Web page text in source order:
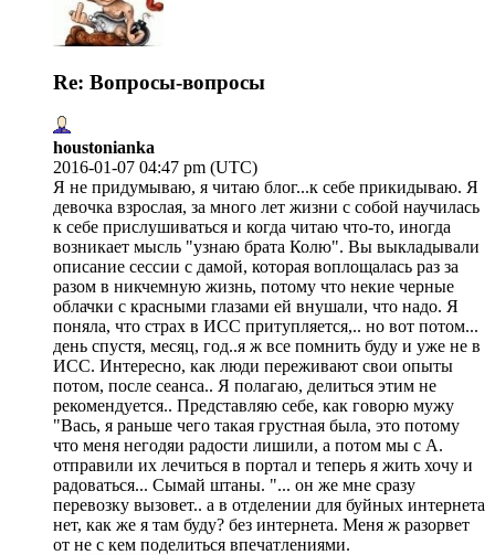
Re: Вопросы-вопросы
houstonianka
2016-01-07 04:47 pm (UTC)
Я не придумываю, я читаю блог...к себе прикидываю. Я
девочка взрослая, за много лет жизни с собой научилась
к себе прислушиваться и когда читаю что-то, иногда
возникает мысль "узнаю брата Колю". Вы выкладывали
описание сессии с дамой, которая воплощалась раз за
разом в никчемную жизнь, потому что некие черные
облачки с красными глазами ей внушали, что надо. Я
поняла, что страх в ИСС притупляется,.. но вот потом...
день спустя, месяц, год..я ж все помнить буду и уже не в
ИСС. Интересно, как люди переживают свои опыты
потом, после сеанса.. Я полагаю, делиться этим не
рекомендуется.. Представляю себе, как говорю мужу
"Вась, я раньше чего такая грустная была, это потому
что меня негодяи радости лишили, а потом мы с А.
отправили их лечиться в портал и теперь я жить хочу и
радоваться... Сымай штаны. "... он же мне сразу
перевозку вызовет.. а в отделении для буйных интернета
нет, как же я там буду? без интернета. Меня ж разорвет
от не с кем поделиться впечатлениями.